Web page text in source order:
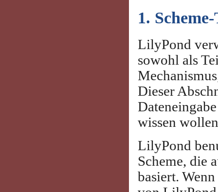
1.
LilyPond
sowohl als
Dieser
wissen
LilyPond
Scheme, die
basiert.